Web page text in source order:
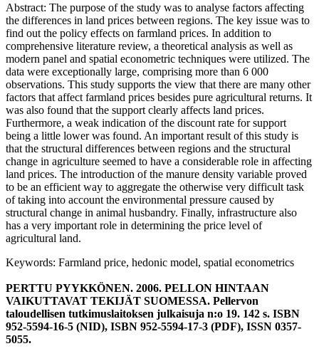
Abstract: The purpose of the study was to analyse factors affecting
the differences in land prices between regions. The key issue was to
find out the policy effects on farmland prices. In addition to
comprehensive literature review, a theoretical analysis as well as
modern panel and spatial econometric techniques were utilized. The
data were exceptionally large, comprising more than 6 000
observations. This study supports the view that there are many other
factors that affect farmland prices besides pure agricultural returns. It
was also found that the support clearly affects land prices.
Furthermore, a weak indication of the discount rate for support
being a little lower was found. An important result of this study is
that the structural differences between regions and the structural
change in agriculture seemed to have a considerable role in affecting
land prices. The introduction of the manure density variable proved
to be an efficient way to aggregate the otherwise very difficult task
of taking into account the environmental pressure caused by
structural change in animal husbandry. Finally, infrastructure also
has a very important role in determining the price level of
agricultural land.
Keywords: Farmland price, hedonic model, spatial econometrics
PERTTU PYYKKÖNEN. 2006. PELLON HINTAAN
VAIKUTTAVAT TEKIJÄT SUOMESSA. Pellervon
taloudellisen tutkimuslaitoksen julkaisuja n:o 19. 142 s. ISBN
952-5594-16-5 (NID), ISBN 952-5594-17-3 (PDF), ISSN 0357-
5055.